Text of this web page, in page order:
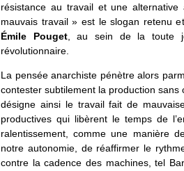
résistance au travail et une
mauvais travail » est le slogan retenu
Émile Pouget, au sein de la toute
révolutionnaire.
La pensée anarchiste pénètre alors
contester subtilement la production
désigne ainsi le travail fait de
productives qui libèrent le temps de
ralentissement, comme une manière
notre autonomie, de réaffirmer le
contre la cadence des machines, tel